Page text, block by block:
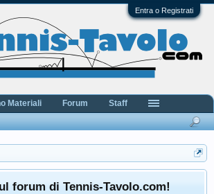
Entra o Registrati
forum di Tennis-Tavolo.com!
Materiali Forum Staff